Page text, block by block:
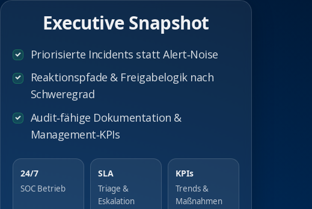
Executive Snapshot
Priorisierte Incidents statt Alert‑Noise
Reaktionspfade & Freigabelogik nach
Schweregrad
Audit‑fähige Dokumentation &
Management‑KPIs
24/7
SOC Betrieb
SLA
Triage &
Eskalation
KPIs
Trends &
Maßnahmen